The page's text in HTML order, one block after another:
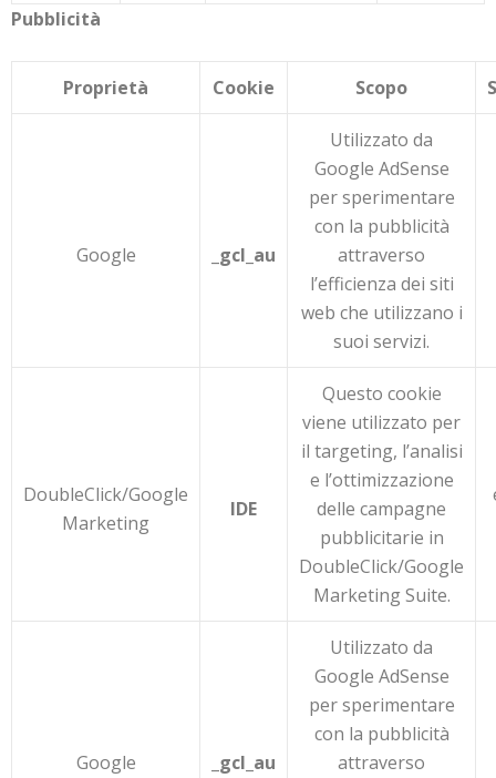
Pubblicità
Proprietà Cookie Scopo
Google _gcl_au
Utilizzato da
Google AdSense
per sperimentare
con la pubblicità
attraverso
l’efficienza dei siti
web che utilizzano i
suoi servizi.
DoubleClick/Google
Marketing
IDE
Questo cookie
viene utilizzato per
il targeting, l’analisi
e l’ottimizzazione
delle campagne
pubblicitarie in
DoubleClick/Google
Marketing Suite.
Google _gcl_au
Utilizzato da
Google AdSense
per sperimentare
con la pubblicità
attraverso